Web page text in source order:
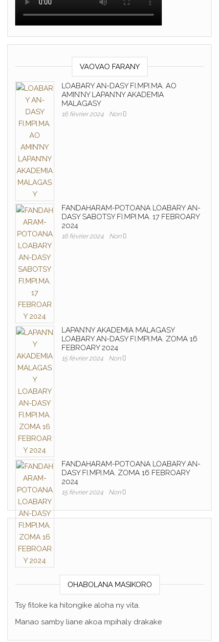
VAOVAO FARANY
LOABARY AN-DASY FI.MPI.MA. AO
AMIN’NY LAPAN’NY AKADEMIA
MALAGASY
16 février 2024 Non
FANDAHARAM-POTOANA LOABARY AN-
DASY SABOTSY FI.MPI.MA. 17 FEBROARY
2024
16 février 2024 Non
LAPAN’NY AKADEMIA MALAGASY
LOABARY AN-DASY FI.MPI.MA. ZOMA 16
FEBROARY 2024
15 février 2024 Non
FANDAHARAM-POTOANA LOABARY AN-
DASY FI.MPI.MA. ZOMA 16 FEBROARY
2024
15 février 2024 Non
OHABOLANA MASIKORO
Tsy fitoke ka hitongike aloha ny vita.
Manao samby liane akoa mpihaly drakake